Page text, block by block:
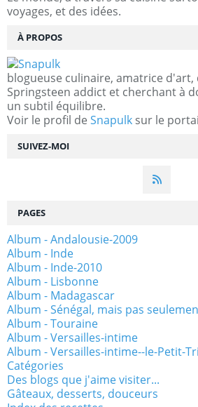
SUIVEZ-MOI
voyages, et des idées.
À PROPOS
blogueuse culinaire, amatrice
Springsteen addict et cherchant à
un subtil équilibre.
Voir le profil de Snapulk sur le
PAGES
Album - Andalousie-2009
Album - Inde
Album - Inde-2010
Album - Lisbonne
Album - Madagascar
Album - Sénégal, mais pas
Album - Touraine
Album - Versailles-intime
Album - Versailles-intime--le-Petit-
Catégories
Des blogs que j'aime visiter...
Gâteaux, desserts, douceurs